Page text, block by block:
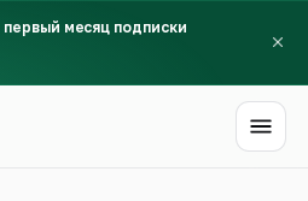
первый месяц подписки